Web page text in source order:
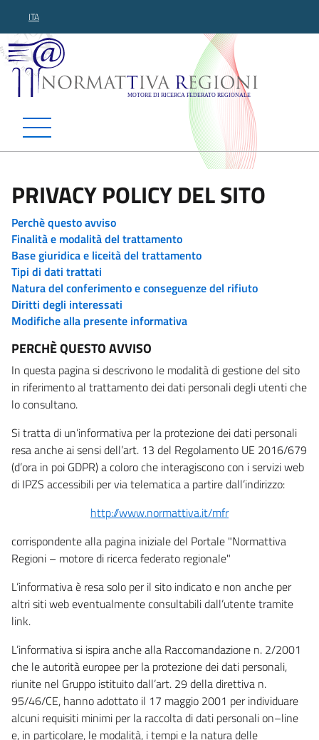
ITA
Normattiva Regioni -
PRIVACY POLICY DEL SITO
Perchè questo avviso
Finalità e modalità del trattamento
Base giuridica e liceità del trattamento
Tipi di dati trattati
Natura del conferimento e conseguenze del rifiuto
Diritti degli interessati
Modifiche alla presente informativa
PERCHÈ QUESTO AVVISO
In questa pagina si descrivono le modalità di gestione del sito
in riferimento al trattamento dei dati personali degli utenti che
lo consultano.
Si tratta di un’informativa per la protezione dei dati personali
resa anche ai sensi dell’art. 13 del Regolamento UE 2016/679
(d’ora in poi GDPR) a coloro che interagiscono con i servizi web
di IPZS accessibili per via telematica a partire dall’indirizzo:
http://www.normattiva.it/mfr
corrispondente alla pagina iniziale del Portale "Normattiva
Regioni – motore di ricerca federato regionale"
L’informativa è resa solo per il sito indicato e non anche per
altri siti web eventualmente consultabili dall’utente tramite
link.
L’informativa si ispira anche alla Raccomandazione n. 2/2001
che le autorità europee per la protezione dei dati personali,
riunite nel Gruppo istituito dall’art. 29 della direttiva n.
95/46/CE, hanno adottato il 17 maggio 2001 per individuare
alcuni requisiti minimi per la raccolta di dati personali on–line
e, in particolare, le modalità, i tempi e la natura delle